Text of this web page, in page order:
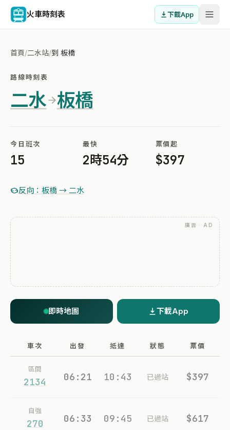
火車時刻表 下載App
首頁/二水站/到 板橋
路線時刻表
二水 板橋
今日班次
15
最快
2時54分
票價起
$397
反向：板橋 → 二水
廣告 · AD
即時地圖 下載App
車次 出發 抵達 狀態 票價
區間
2134 06:21 10:43 已過站 $397
自強
270 06:33 09:45 已過站 $617